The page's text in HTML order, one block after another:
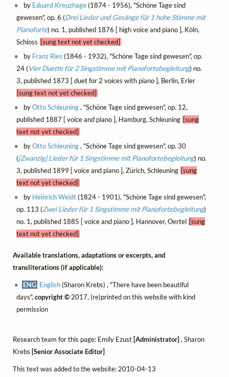
by Eduard Kreuzhage(1874 - 1956), "Schöne Tage sind
gewesen", op. 6 (Drei Lieder und Gesänge für 1 hohe Stimme mit
Pianoforte) no. 1, published 1876 [ high voice and piano ], Köln,
Schloss [sung text not yet checked]
by Franz Ries (1846 - 1932), "Schöne Tage sind gewesen", op.
24 (Vier Duette für 2 Singstimme mit Pianofortebegleitung) no.
3, published 1873 [ duet for 2 voices with piano ], Berlin, Erler
[sung text not yet checked]
byOtto Schleuning, "Schöne Tage sind gewesen", op. 12,
published 1887 [ voice and piano ], Hamburg, Schleuning [sung
text not yet checked]
byOtto Schleuning, "Schöne Tage sind gewesen", op. 30
([Zwanzig] Lieder für 1 Singstimme mit Pianofortebegleitung) no.
3, published 1899 [ voice and piano ], Zürich, Schleuning [sung
text not yet checked]
by Heinrich Weidt(1824 - 1901), "Schöne Tage sind gewesen",
op. 113 (Zwei Lieder für 1 Singstimme mit Pianofortebegleitung)
no. 1, published 1885 [ voice and piano ], Hannover, Oertel [sung
text not yet checked]
Available translations, adaptations or excerpts, and
transliterations (if applicable):
ENG English(Sharon Krebs) , "There have been beautiful
days",copyright ©2017, (re)printed on this website with kind
permission
Research team for this page: Emily Ezust[Administrator], Sharon
Krebs [Senior Associate Editor]
This text was added to the website: 2010-04-13